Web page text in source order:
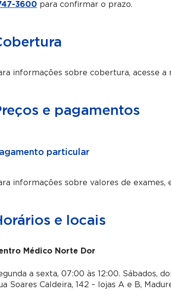
3600 para confirmar o prazo.
informações sobre cobertura, acesse a
e pagamentos
particular
informações sobre valores de
e locais
Médico Norte Dor
a sexta, 07:00 às 12:00. Sábados,
Soares Caldeira, 142 – lojas A e B,